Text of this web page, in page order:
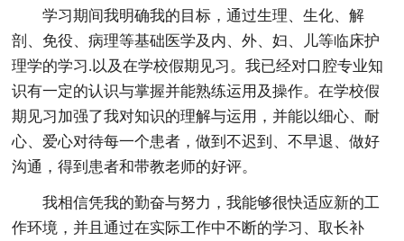
学习期间我明确我的目标，通过生理、生化、解
剖、免役、病理等基础医学及内、外、妇、儿等临床护
理学的学习.以及在学校假期见习。我已经对口腔专业知
识有一定的认识与掌握并能熟练运用及操作。在学校假
期见习加强了我对知识的理解与运用，并能以细心、耐
心、爱心对待每一个患者，做到不迟到、不早退、做好
沟通，得到患者和带教老师的好评。
我相信凭我的勤奋与努力，我能够很快适应新的工
作环境，并且通过在实际工作中不断的学习、取长补